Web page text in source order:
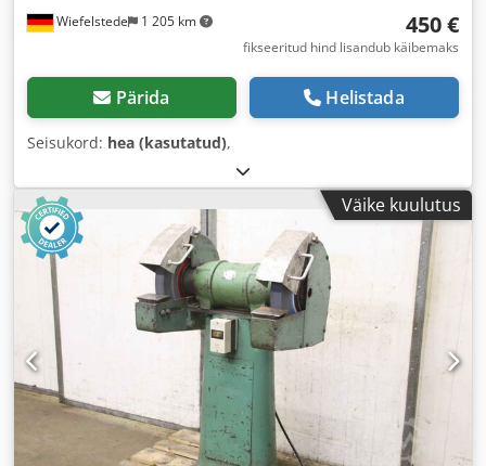
Wiefelstede 1 205 km 450 €
fikseeritud hind lisandub käibemaks
Pärida Helistada
Seisukord: hea (kasutatud),
Väike kuulutus